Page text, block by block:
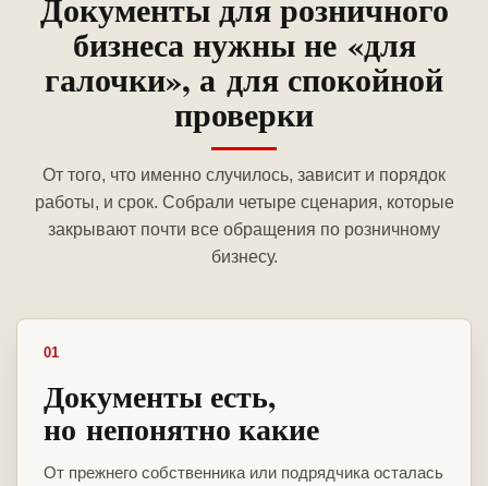
бизнеса нужны не «для
галочки», а для спокойной
проверки
От того, что именно случилось, зависит и порядок
работы, и срок. Собрали четыре сценария, которые
закрывают почти все обращения по розничному
бизнесу.
01
Документы есть,
но непонятно какие
От прежнего собственника или подрядчика осталась